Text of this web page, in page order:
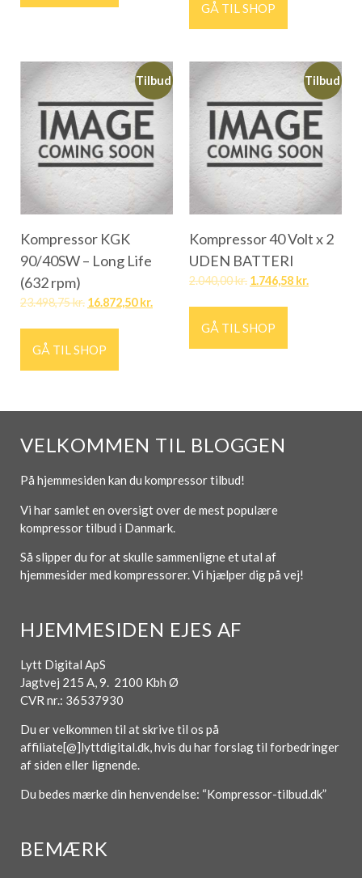
GÅ TIL SHOP
Tilbud
Kompressor KGK
90/40SW – Long Life
(632 rpm)
23.498,75kr. 16.872,50kr.
GÅ TIL SHOP
Tilbud
Kompressor 40 Volt x 2
UDEN BATTERI
2.040,00kr. 1.746,58 kr.
GÅ TIL SHOP
VELKOMMEN TIL BLOGGEN
På hjemmesiden kan du kompressor tilbud!
Vi har samlet en oversigt over de mest populære
kompressor tilbud i Danmark.
Så slipper du for at skulle sammenligne et utal af
hjemmesider med kompressorer. Vi hjælper dig på vej!
HJEMMESIDEN EJES AF
Lytt Digital ApS
Jagtvej 215 A, 9. 2100 Kbh Ø
CVR nr.: 36537930
Du er velkommen til at skrive til os på
affiliate[@]lyttdigital.dk, hvis du har forslag til forbedringer
af siden eller lignende.
Du bedes mærke din henvendelse: “Kompressor-tilbud.dk”
BEMÆRK